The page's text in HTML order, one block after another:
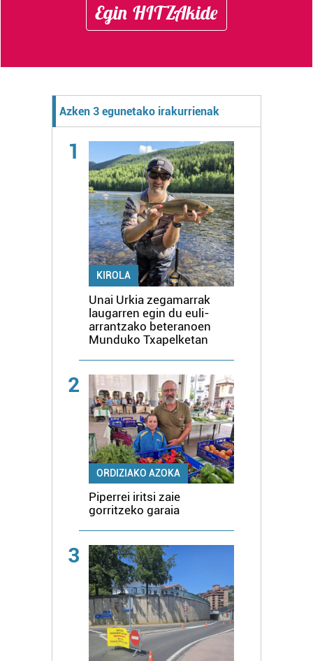
Egin HITZAkide
Azken 3 egunetako irakurrienak
1
KIROLA
Unai Urkia zegamarrak
laugarren egin du euli-
arrantzako beteranoen
Munduko Txapelketan
2
ORDIZIAKO AZOKA
Piperrei iritsi zaie
gorritzeko garaia
3